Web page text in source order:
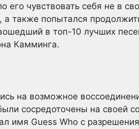
его чувствовать себя не в
а также попытался
вошедший в топ-10 лучших
Камминга.
на возможное
сосредоточены на своей
имя Guess Who с